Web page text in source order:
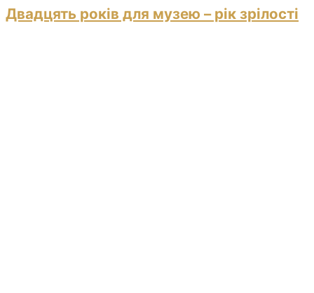
Двадцять років для музею – рік зрілості